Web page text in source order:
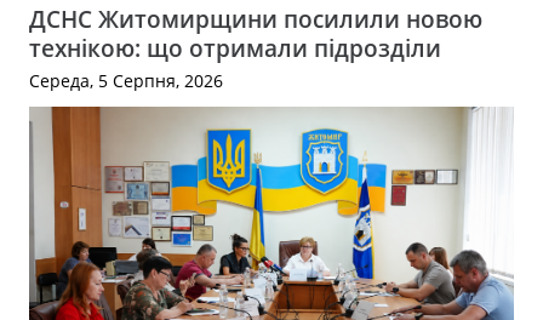
ДСНС Житомирщини посилили новою
технікою: що отримали підрозділи
Середа, 5 Серпня, 2026